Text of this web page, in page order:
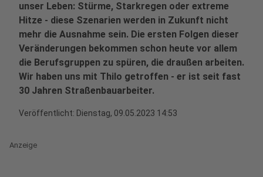
unser Leben: Stürme, Starkregen oder extreme
Hitze - diese Szenarien werden in Zukunft nicht
mehr die Ausnahme sein. Die ersten Folgen dieser
Veränderungen bekommen schon heute vor allem
die Berufsgruppen zu spüren, die draußen arbeiten.
Wir haben uns mit Thilo getroffen - er ist seit fast
30 Jahren Straßenbauarbeiter.
Veröffentlicht: Dienstag, 09.05.2023 14:53
Anzeige